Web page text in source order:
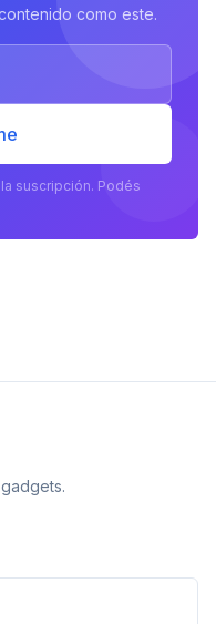
como este.
suscripción. Podés